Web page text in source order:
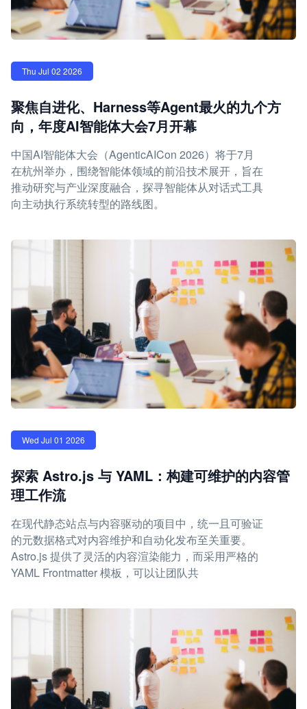
Thu Jul 02 2026
聚焦自进化、Harness等Agent最火的九个方
向，年度AI智能体大会7月开幕
中国AI智能体大会（AgenticAICon 2026）将于7月
在杭州举办，围绕智能体领域的前沿技术展开，旨在
推动研究与产业深度融合，探寻智能体从对话式工具
向主动执行系统转型的路线图。
Wed Jul 01 2026
探索 Astro.js 与 YAML：构建可维护的内容管
理工作流
在现代静态站点与内容驱动的项目中，统一且可验证
的元数据格式对内容维护和自动化发布至关重要。
Astro.js 提供了灵活的内容渲染能力，而采用严格的
YAML Frontmatter 模板，可以让团队共